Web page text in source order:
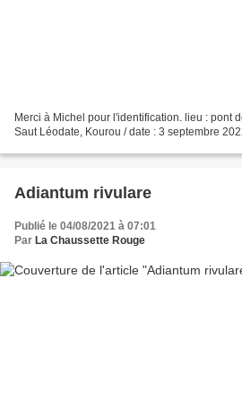
Merci à Michel pour l'identification. lieu : pont
Saut Léodate, Kourou / date : 3 septembre
Adiantum rivulare
Publié le 04/08/2021 à 07:01
Par La Chaussette Rouge